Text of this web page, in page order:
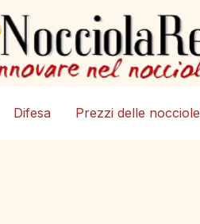
Difesa Prezzi delle nocciole